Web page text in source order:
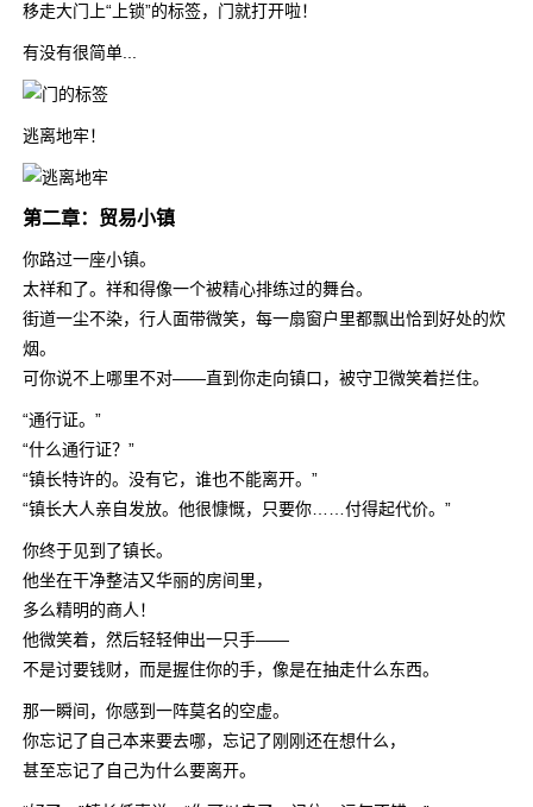
移走大门上“上锁”的标签，门就打开啦！
有没有很简单...
逃离地牢！
第二章：贸易小镇
你路过一座小镇。
太祥和了。祥和得像一个被精心排练过的舞台。
街道一尘不染，行人面带微笑，每一扇窗户里都飘出恰到好处的炊
烟。
可你说不上哪里不对——直到你走向镇口，被守卫微笑着拦住。
“通行证。”
“什么通行证？”
“镇长特许的。没有它，谁也不能离开。”
“镇长大人亲自发放。他很慷慨，只要你……付得起代价。”
你终于见到了镇长。
他坐在干净整洁又华丽的房间里，
多么精明的商人！
他微笑着，然后轻轻伸出一只手——
不是讨要钱财，而是握住你的手，像是在抽走什么东西。
那一瞬间，你感到一阵莫名的空虚。
你忘记了自己本来要去哪，忘记了刚刚还在想什么，
甚至忘记了自己为什么要离开。